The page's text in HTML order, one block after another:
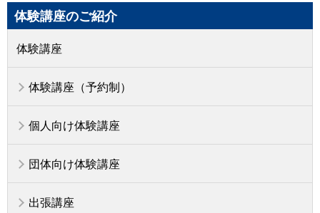
体験講座のご紹介
体験講座
体験講座（予約制）
個人向け体験講座
団体向け体験講座
出張講座